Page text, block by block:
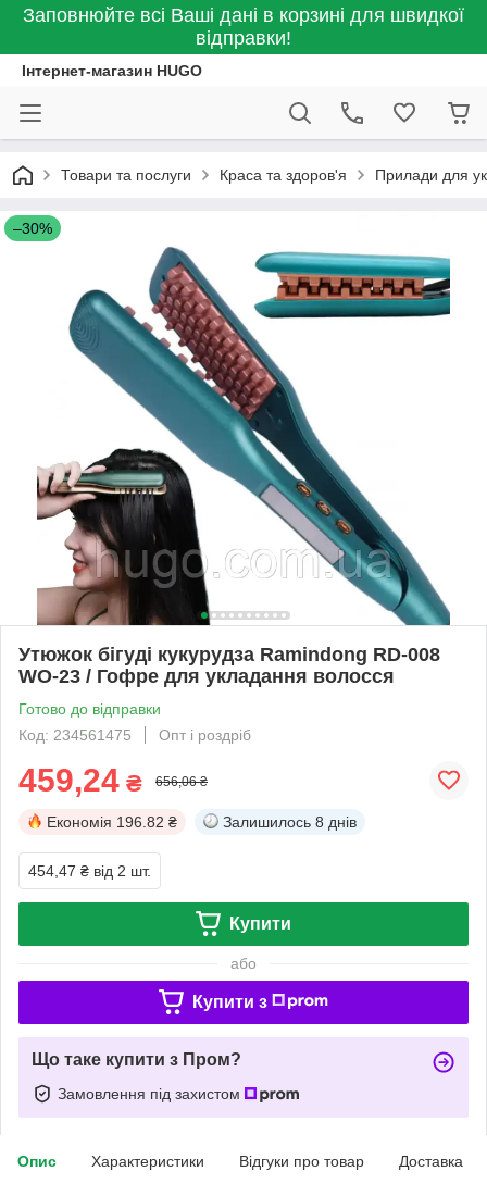
Заповнюйте всі Ваші дані в корзині для швидкої
відправки!
Інтернет-магазин HUGO
Товари та послуги Краса та здоров'я Прилади для
–30%
Утюжок бігуді кукурудза Ramindong RD-008
WO-23 / Гофре для укладання волосся
Готово до відправки
Код: 234561475
Опт і роздріб
459,24 ₴ 656,06 ₴
Економія 196.82 ₴ Залишилось 8 днів
454,47 ₴ від 2 шт.
Купити
або
Купити з
Що таке купити з Пром?
Замовлення під захистом
Опис Характеристики Відгуки про товар Доставка